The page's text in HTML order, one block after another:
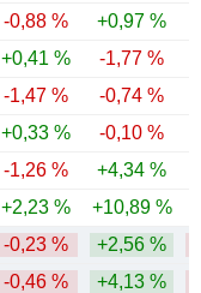
-0,88 % +0,97 %
+0,41 % -1,77 %
-1,47 % -0,74 %
+0,33 % -0,10 %
-1,26 % +4,34 %
+2,23 % +10,89 %
-0,23 % +2,56 %
-0,46 % +4,13 %